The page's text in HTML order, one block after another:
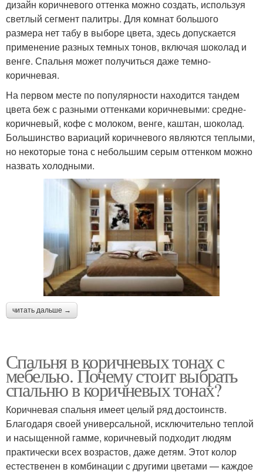
дизайн коричневого оттенка можно создать, используя
светлый сегмент палитры. Для комнат большого
размера нет табу в выборе цвета, здесь допускается
применение разных темных тонов, включая шоколад и
венге. Спальня может получиться даже темно-
коричневая.
На первом месте по популярности находится тандем
цвета беж с разными оттенками коричневыми: средне-
коричневый, кофе с молоком, венге, каштан, шоколад.
Большинство вариаций коричневого являются теплыми,
но некоторые тона с небольшим серым оттенком можно
назвать холодными.
читать дальше →
Спальня в коричневых тонах с
мебелью. Почему стоит выбрать
спальню в коричневых тонах?
Коричневая спальня имеет целый ряд достоинств.
Благодаря своей универсальной, исключительно теплой
и насыщенной гамме, коричневый подходит людям
практически всех возрастов, даже детям. Этот колор
естественен в комбинации с другими цветами — каждое